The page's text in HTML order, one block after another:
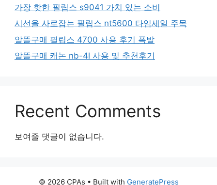
가장 핫한 필립스 s9041 가치 있는 소비
시선을 사로잡는 필립스 nt5600 타임세일 주목
알뜰구매 필립스 4700 사용 후기 폭발
알뜰구매 캐논 nb-4l 사용 및 추천후기
Recent Comments
보여줄 댓글이 없습니다.
© 2026 CPAs • Built with GeneratePress